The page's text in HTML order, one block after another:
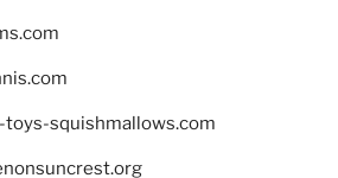
squishmallows.com